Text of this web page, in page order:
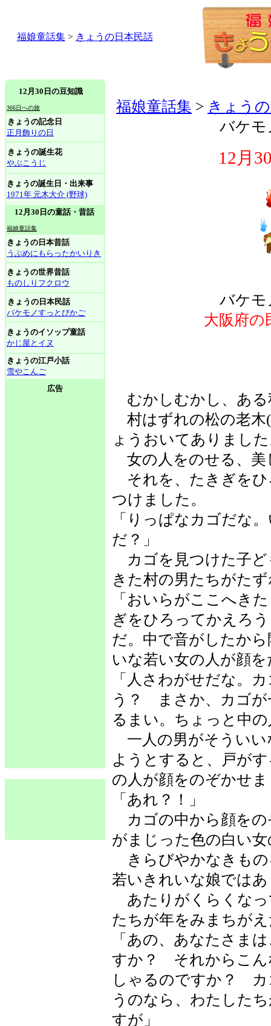
福娘童話集> きょうの日本民話
12月30日の豆知識
366日への旅
きょうの記念日
正月飾りの日
きょうの誕生花
やぶこうじ
きょうの誕生日・出来事
1971年 元木大介 (野球)
12月30日の童話・昔話
福娘童話集
きょうの日本昔話
うぶめにもらったかいりき
きょうの世界昔話
ものしりフクロウ
きょうの日本民話
バケモノすっとびかご
きょうのイソップ童話
かじ屋とイヌ
きょうの江戸小話
雪やこんご
広告
福娘童話集 > きょう
バケモ
12月
バケモ
大阪府の
むかしむかし、ある
村はずれの松の老木
ょうおいてありまし
女の人をのせる、美
それを、たきぎをひ
つけました。
「りっぱなカゴだな
だ？」
カゴを見つけた子ど
きた村の男たちがた
「おいらがここへき
ぎをひろってかえろ
だ。中で音がしたか
いな若い女の人が顔
「人さわがせだな。
う？ まさか、カゴが
るまい。ちょっと中
一人の男がそういい
ようとすると、戸が
の人が顔をのぞかせ
「あれ？！」
カゴの中から顔をの
がまじった色の白い
きらびやかなきもの
若いきれいな娘では
あたりがくらくなっ
たちが年をみまちが
「あの、あなたさま
すか？ それからこん
しゃるのですか？ カ
うのなら、わたした
すが」